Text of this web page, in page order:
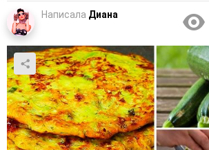
Написала Диана